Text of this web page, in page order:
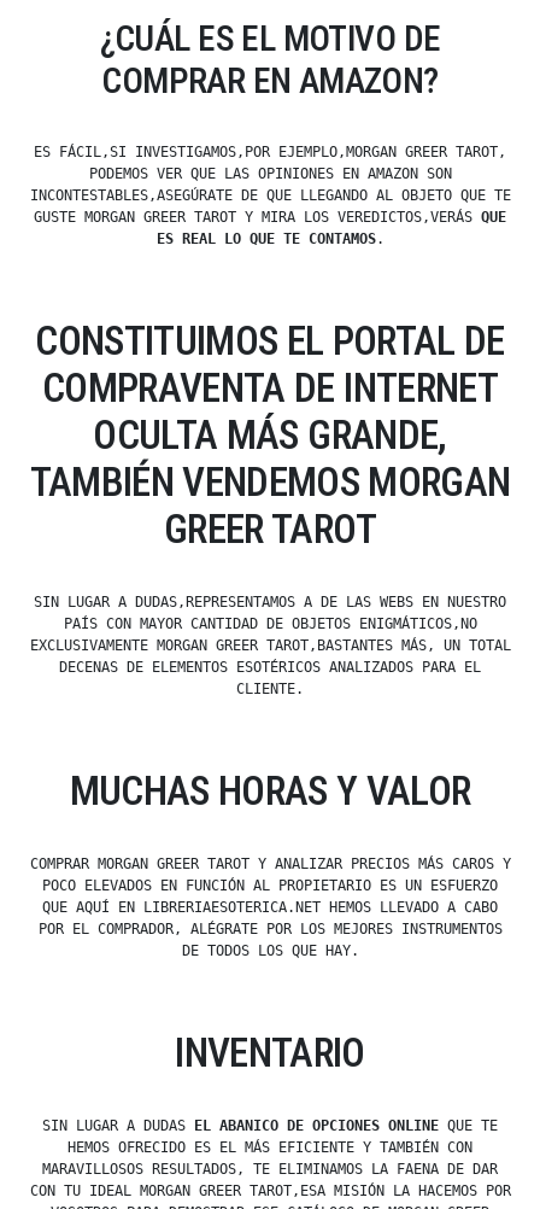
¿CUÁL ES EL MOTIVO DE
COMPRAR EN AMAZON?
ES FÁCIL,SI INVESTIGAMOS,POR EJEMPLO,MORGAN GREER TAROT,
PODEMOS VER QUE LAS OPINIONES EN AMAZON SON
INCONTESTABLES,ASEGÚRATE DE QUE LLEGANDO AL OBJETO QUE TE
GUSTE MORGAN GREER TAROT Y MIRA LOS VEREDICTOS,VERÁS QUE
ES REAL LO QUE TE CONTAMOS.
CONSTITUIMOS EL PORTAL DE
COMPRAVENTA DE INTERNET
OCULTA MÁS GRANDE,
TAMBIÉN VENDEMOS MORGAN
GREER TAROT
SIN LUGAR A DUDAS,REPRESENTAMOS A DE LAS WEBS EN NUESTRO
PAÍS CON MAYOR CANTIDAD DE OBJETOS ENIGMÁTICOS,NO
EXCLUSIVAMENTE MORGAN GREER TAROT,BASTANTES MÁS, UN TOTAL
DECENAS DE ELEMENTOS ESOTÉRICOS ANALIZADOS PARA EL
CLIENTE.
MUCHAS HORAS Y VALOR
COMPRAR MORGAN GREER TAROT Y ANALIZAR PRECIOS MÁS CAROS Y
POCO ELEVADOS EN FUNCIÓN AL PROPIETARIO ES UN ESFUERZO
QUE AQUÍ EN LIBRERIAESOTERICA.NET HEMOS LLEVADO A CABO
POR EL COMPRADOR, ALÉGRATE POR LOS MEJORES INSTRUMENTOS
DE TODOS LOS QUE HAY.
INVENTARIO
SIN LUGAR A DUDAS EL ABANICO DE OPCIONES ONLINE QUE TE
HEMOS OFRECIDO ES EL MÁS EFICIENTE Y TAMBIÉN CON
MARAVILLOSOS RESULTADOS, TE ELIMINAMOS LA FAENA DE DAR
CON TU IDEAL MORGAN GREER TAROT,ESA MISIÓN LA HACEMOS POR